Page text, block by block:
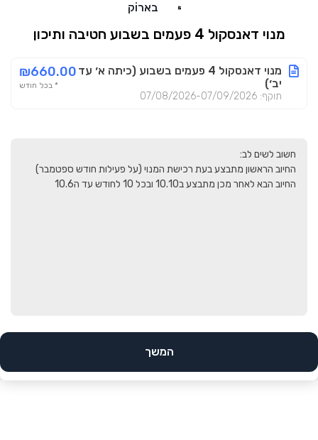
בארוֹק
מנוי דאנסקול 4 פעמים בשבוע חטיבה ותיכון
מנוי דאנסקול 4 פעמים בשבוע (כיתה א׳ עד
יב׳)
תוקף: 07/08/2026-07/09/2026
₪660.00
* בכל חודש
החיוב הבא לאחר מכן מתבצע ב10.10 ובכל 10 לחודש עד ה10.6
המשך